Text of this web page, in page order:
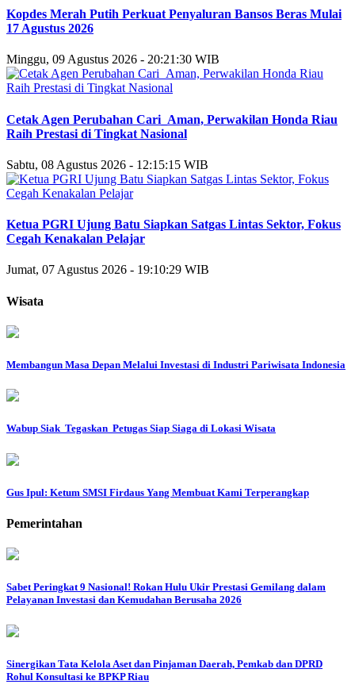
Kopdes Merah Putih Perkuat Penyaluran Bansos Beras Mulai
17 Agustus 2026
Minggu, 09 Agustus 2026 - 20:21:30 WIB
Cetak Agen Perubahan Cari_Aman, Perwakilan Honda Riau
Raih Prestasi di Tingkat Nasional
Sabtu, 08 Agustus 2026 - 12:15:15 WIB
Ketua PGRI Ujung Batu Siapkan Satgas Lintas Sektor, Fokus
Cegah Kenakalan Pelajar
Jumat, 07 Agustus 2026 - 19:10:29 WIB
Wisata
Membangun Masa Depan Melalui Investasi di Industri Pariwisata Indonesia
Wabup Siak Tegaskan Petugas Siap Siaga di Lokasi Wisata
Gus Ipul: Ketum SMSI Firdaus Yang Membuat Kami Terperangkap
Pemerintahan
Sabet Peringkat 9 Nasional! Rokan Hulu Ukir Prestasi Gemilang dalam
Pelayanan Investasi dan Kemudahan Berusaha 2026
Sinergikan Tata Kelola Aset dan Pinjaman Daerah, Pemkab dan DPRD
Rohul Konsultasi ke BPKP Riau